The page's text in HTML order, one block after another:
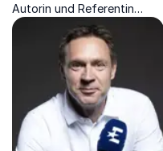
Autorin und Referentin
ergreift Sie mit ihren
Vorträgen im Erklimmen Ihres
persönlichen Everests.